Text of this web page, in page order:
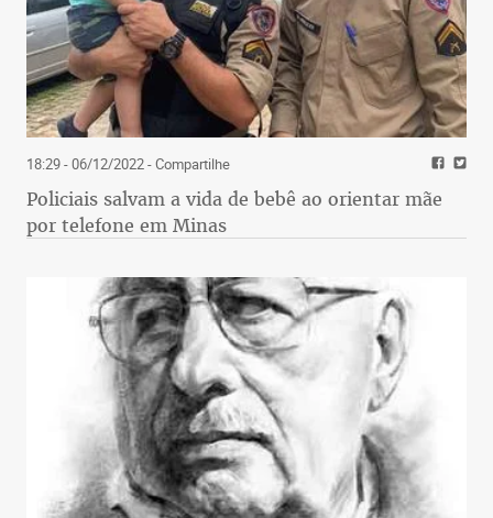
18:29 - 06/12/2022- Compartilhe
Policiais salvam a vida de bebê ao orientar mãe
por telefone em Minas